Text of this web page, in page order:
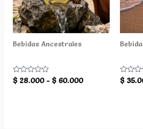
Bebidas Ancestrales
Valorado
con
$28.000 - $60.000Rango
con
$